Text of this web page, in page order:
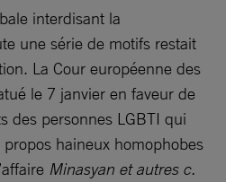
interdisant la
une série de motifs restait
La Cour européenne des
le 7 janvier en faveur de
des personnes LGBTI qui
haineux homophobes
Minasyan et autres c.